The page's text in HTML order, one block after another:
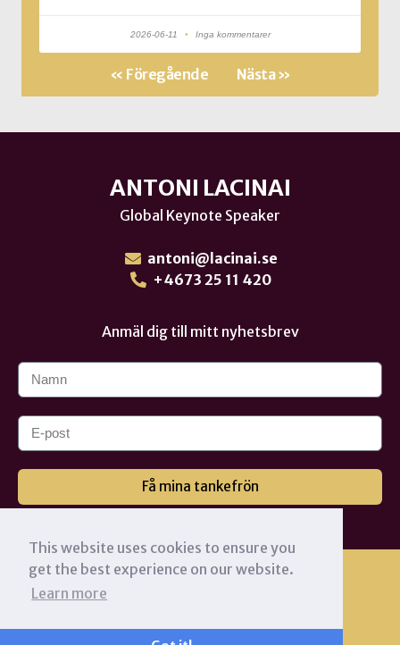
This website uses cookies to ensure you
get the best experience on our website.
Learn more
2026-06-11 Inga kommentarer
« Föregående Nästa »
ANTONI LACINAI
Global Keynote Speaker
antoni@lacinai.se
+4673 25 11 420
Anmäl dig till mitt nyhetsbrev
Få mina tankefrön